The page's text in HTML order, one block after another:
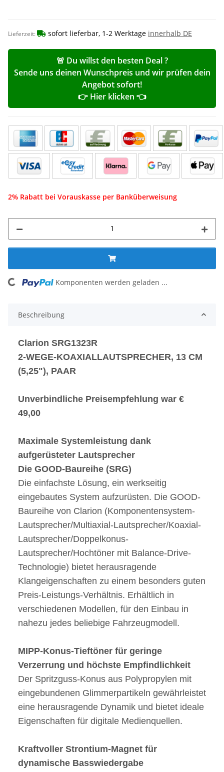
Lieferzeit: sofort lieferbar, 1-2 Werktage innerhalb DE
🚨 Du willst den besten Deal ?
Sende uns deinen Wunschpreis und wir prüfen dein
Angebot sofort!
👉 Hier klicken 👈
2% Rabatt bei Vorauskasse per Banküberweisung
Komponenten werden geladen ...
Beschreibung
Clarion SRG1323R
2-WEGE-KOAXIALLAUTSPRECHER, 13 CM
(5,25"), PAAR
Unverbindliche Preisempfehlung war €
49,00
Maximale Systemleistung dank
aufgerüsteter Lautsprecher
Die GOOD-Baureihe (SRG)
Die einfachste Lösung, ein werkseitig
eingebautes System aufzurüsten. Die GOOD-
Baureihe von Clarion (Komponentensystem-
Lautsprecher/Multiaxial-Lautsprecher/Koaxial-
Lautsprecher/Doppelkonus-
Lautsprecher/Hochtöner mit Balance-Drive-
Technologie) bietet herausragende
Klangeigenschaften zu einem besonders guten
Preis-Leistungs-Verhältnis. Erhältlich in
verschiedenen Modellen, für den Einbau in
nahezu jedes beliebige Fahrzeugmodell.
MIPP-Konus-Tieftöner für geringe
Verzerrung und höchste Empfindlichkeit
Der Spritzguss-Konus aus Polypropylen mit
eingebundenen Glimmerpartikeln gewährleistet
eine herausragende Dynamik und bietet ideale
Eigenschaften für digitale Medienquellen.
Kraftvoller Strontium-Magnet für
dynamische Basswiedergabe